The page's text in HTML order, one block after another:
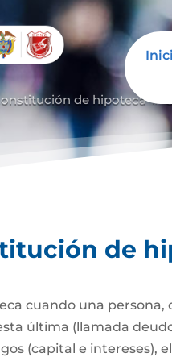
de hipoteca 9
de
cuando una
última (llamada
(capital e intereses),